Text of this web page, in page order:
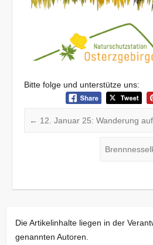
Bitte folge und unterstütze uns:
← 12. Januar 25: Wanderung
Die Artikelinhalte liegen in der
genannten Autoren.